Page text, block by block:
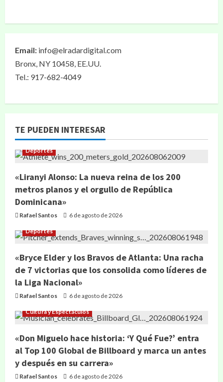
Email: info@elradardigital.com
Bronx, NY 10458, EE.UU.
Tel.: 917-682-4049
TE PUEDEN INTERESAR
Deportes
«Liranyi Alonso: La nueva reina de los 200
metros planos y el orgullo de República
Dominicana»
Rafael Santos 6 de agosto de 2026
Deportes
«Bryce Elder y los Bravos de Atlanta: Una racha
de 7 victorias que los consolida como líderes de
la Liga Nacional»
Rafael Santos 6 de agosto de 2026
Cultura y Espectáculos
«Don Miguelo hace historia: ‘Y Qué Fue?’ entra
al Top 100 Global de Billboard y marca un antes
y después en su carrera»
Rafael Santos 6 de agosto de 2026